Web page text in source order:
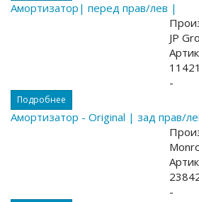
Амортизатор| перед прав/лев |
JP
-
Подробнее
Амортизатор - Original | зад прав/
-